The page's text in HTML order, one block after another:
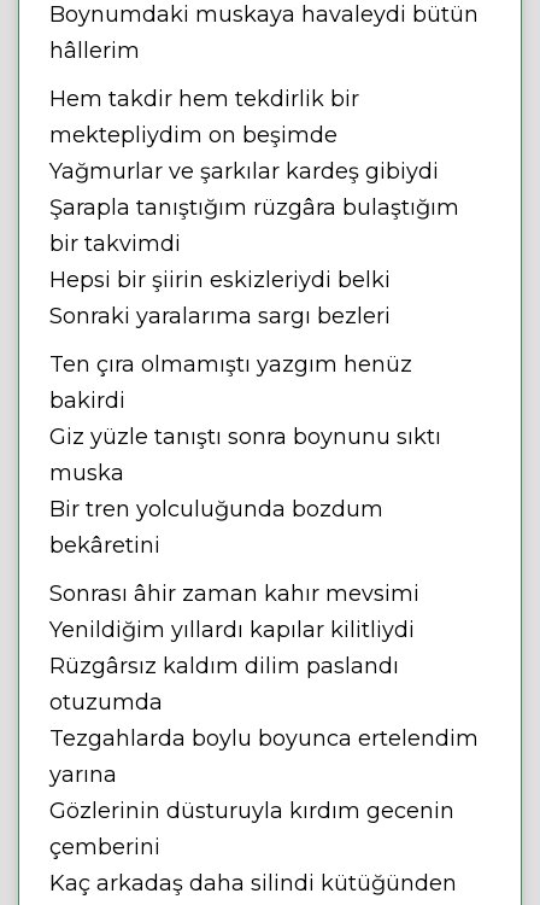
Boynumdaki muskaya havaleydi bütün
hâllerim
Hem takdir hem tekdirlik bir
mektepliydim on beşimde
Yağmurlar ve şarkılar kardeş gibiydi
Şarapla tanıştığım rüzgâra bulaştığım
bir takvimdi
Hepsi bir şiirin eskizleriydi belki
Sonraki yaralarıma sargı bezleri
Ten çıra olmamıştı yazgım henüz
bakirdi
Giz yüzle tanıştı sonra boynunu sıktı
muska
Bir tren yolculuğunda bozdum
bekâretini
Sonrası âhir zaman kahır mevsimi
Yenildiğim yıllardı kapılar kilitliydi
Rüzgârsız kaldım dilim paslandı
otuzumda
Tezgahlarda boylu boyunca ertelendim
yarına
Gözlerinin düsturuyla kırdım gecenin
çemberini
Kaç arkadaş daha silindi kütüğünden